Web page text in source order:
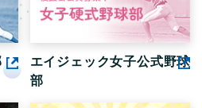
エイジェック女子公式野球
部